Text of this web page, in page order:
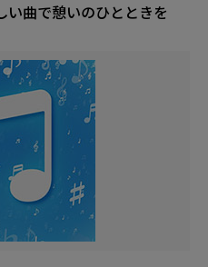
曲で憩いのひとときを